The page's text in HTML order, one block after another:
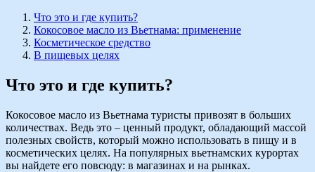
Что это и где купить?
Кокосовое масло из Вьетнама: применение
Косметическое средство
В пищевых целях
Что это и где купить?
Кокосовое масло из Вьетнама туристы привозят в больших
количествах. Ведь это – ценный продукт, обладающий массой
полезных свойств, который можно использовать в пищу и в
косметических целях. На популярных вьетнамских курортах
вы найдете его повсюду: в магазинах и на рынках.